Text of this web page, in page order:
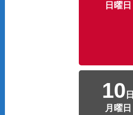
日曜日
10 日
月曜日